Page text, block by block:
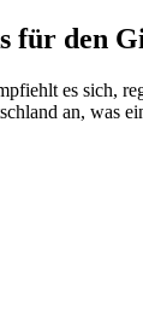
für den
es sich,
an, was